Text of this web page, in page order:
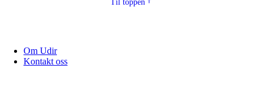
Til toppen
Om Udir
Kontakt oss